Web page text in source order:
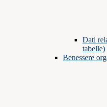
Dati
tabelle)
Benessere